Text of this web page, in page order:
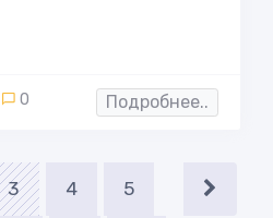
0 Подробнее..
3 4 5